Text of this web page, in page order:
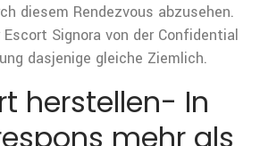
diesem Rendezvous abzusehen.
Signora von der Confidential
dasjenige gleiche Ziemlich.
herstellen- In
mehr als